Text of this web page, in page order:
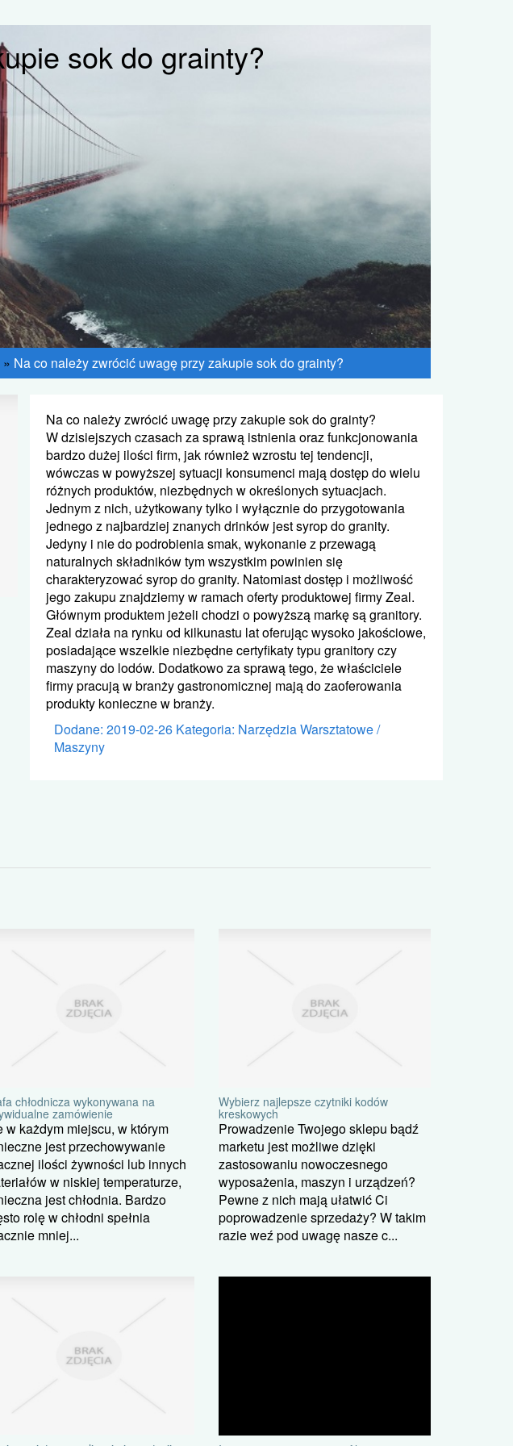
sok do grainty?
» Na co należy zwrócić uwagę przy zakupie sok do grainty?
Na co należy zwrócić uwagę przy zakupie sok do grainty?
W dzisiejszych czasach za sprawą istnienia oraz funkcjonowania
bardzo dużej ilości firm, jak również wzrostu tej tendencji,
wówczas w powyższej sytuacji konsumenci mają dostęp do wielu
różnych produktów, niezbędnych w określonych sytuacjach.
Jednym z nich, użytkowany tylko i wyłącznie do przygotowania
jednego z najbardziej znanych drinków jest syrop do granity.
Jedyny i nie do podrobienia smak, wykonanie z przewagą
naturalnych składników tym wszystkim powinien się
charakteryzować syrop do granity. Natomiast dostęp i możliwość
jego zakupu znajdziemy w ramach oferty produktowej firmy Zeal.
Głównym produktem jeżeli chodzi o powyższą markę są granitory.
Zeal działa na rynku od kilkunastu lat oferując wysoko jakościowe,
posiadające wszelkie niezbędne certyfikaty typu granitory czy
maszyny do lodów. Dodatkowo za sprawą tego, że właściciele
firmy pracują w branży gastronomicznej mają do zaoferowania
produkty konieczne w branży.
Dodane: 2019-02-26 Kategoria: Narzędzia Warsztatowe /
Maszyny
chłodnicza wykonywana na
zamówienie
w każdym miejscu, w którym
jest przechowywanie
ilości żywności lub innych
w niskiej temperaturze,
jest chłodnia. Bardzo
rolę w chłodni spełnia
mniej...
Wybierz najlepsze czytniki kodów
kreskowych
Prowadzenie Twojego sklepu bądź
marketu jest możliwe dzięki
zastosowaniu nowoczesnego
wyposażenia, maszyn i urządzeń?
Pewne z nich mają ułatwić Ci
poprowadzenie sprzedaży? W takim
razie weź pod uwagę nasze c...